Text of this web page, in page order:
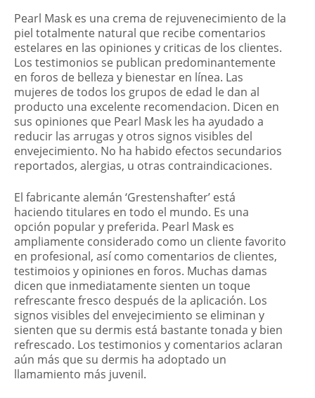
Pearl Mask es una crema de rejuvenecimiento de la
piel totalmente natural que recibe comentarios
estelares en las opiniones y criticas de los clientes.
Los testimonios se publican predominantemente
en foros de belleza y bienestar en línea. Las
mujeres de todos los grupos de edad le dan al
producto una excelente recomendacion. Dicen en
sus opiniones que Pearl Mask les ha ayudado a
reducir las arrugas y otros signos visibles del
envejecimiento. No ha habido efectos secundarios
reportados, alergias, u otras contraindicaciones.
El fabricante alemán ‘Grestenshafter’ está
haciendo titulares en todo el mundo. Es una
opción popular y preferida. Pearl Mask es
ampliamente considerado como un cliente favorito
en profesional, así como comentarios de clientes,
testimoios y opiniones en foros. Muchas damas
dicen que inmediatamente sienten un toque
refrescante fresco después de la aplicación. Los
signos visibles del envejecimiento se eliminan y
sienten que su dermis está bastante tonada y bien
refrescado. Los testimonios y comentarios aclaran
aún más que su dermis ha adoptado un
llamamiento más juvenil.